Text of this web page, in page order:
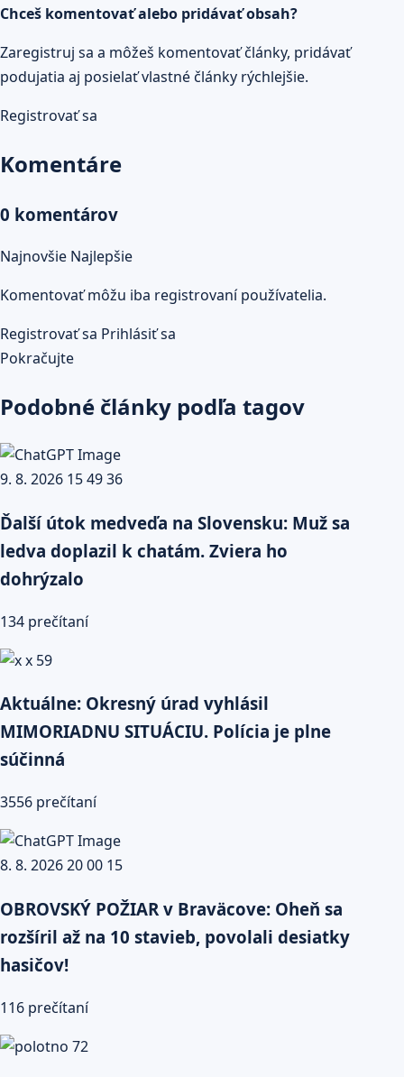
Chceš komentovať alebo pridávať obsah?
Zaregistruj sa a môžeš komentovať články, pridávať
podujatia aj posielať vlastné články rýchlejšie.
Registrovať sa
Komentáre
0 komentárov
Najnovšie Najlepšie
Komentovať môžu iba registrovaní používatelia.
Registrovať sa Prihlásiť sa
Pokračujte
Podobné články podľa tagov
Ďalší útok medveďa na Slovensku: Muž sa
ledva doplazil k chatám. Zviera ho
dohrýzalo
134 prečítaní
Aktuálne: Okresný úrad vyhlásil
MIMORIADNU SITUÁCIU. Polícia je plne
súčinná
3556 prečítaní
OBROVSKÝ POŽIAR v Braväcove: Oheň sa
rozšíril až na 10 stavieb, povolali desiatky
hasičov!
116 prečítaní